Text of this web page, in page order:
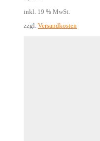
inkl. 19 % MwSt.
zzgl. Versandkosten